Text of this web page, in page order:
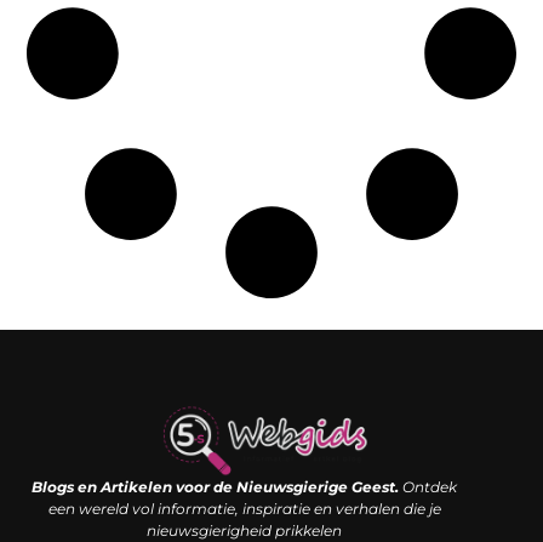
Blogs en Artikelen voor de Nieuwsgierige Geest. Ontdek
een wereld vol informatie, inspiratie en verhalen die je
nieuwsgierigheid prikkelen